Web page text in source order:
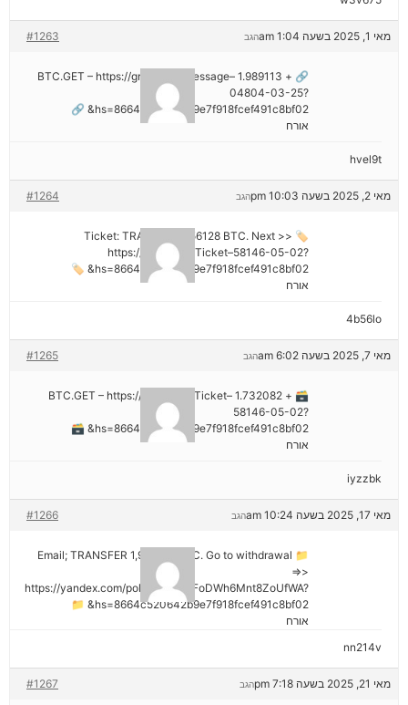
מאי 1, 2025 בשעה 1:04 am #1263 הגב
🔗 + 1.989113 BTC.GET – https://graph.org/Message–
04804-03-25?
hs=8664c520642b9e7f918fcef491c8bf02& 🔗
אורח
hvel9t
מאי 2, 2025 בשעה 10:03 pm #1264 הגב
🏷 Ticket: TRANSFER 1,56128 BTC. Next >>
https://graph.org/Ticket–58146-05-02?
hs=8664c520642b9e7f918fcef491c8bf02& 🏷
אורח
4b56lo
מאי 7, 2025 בשעה 6:02 am #1265 הגב
🗃 + 1.732082 BTC.GET – https://graph.org/Ticket–
58146-05-02?
hs=8664c520642b9e7f918fcef491c8bf02& 🗃
אורח
iyzzbk
מאי 17, 2025 בשעה 10:24 am #1266 הגב
📁 Email; TRANSFER 1,988187 BTC. Go to withdrawal
=>>
https://yandex.com/poll/7R6WLNFoDWh6Mnt8ZoUfWA?
hs=8664c520642b9e7f918fcef491c8bf02& 📁
אורח
nn214v
מאי 21, 2025 בשעה 7:18 pm #1267 הגב